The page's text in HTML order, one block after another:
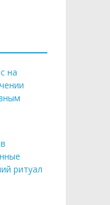
на
ритуал